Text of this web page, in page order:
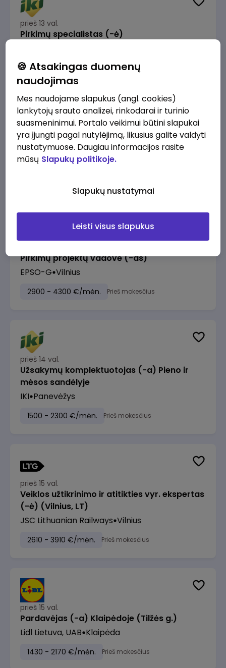
prieš 13 val.
Pirkimų specialistas (-ė)
1600 - 1900 €/mėn. Prieš mokesčius
prieš 13 val.
IT sprendimų architektas (-ė) (Vilnius, LT)
JSC Lithuanian Railways
Pirkimų projektų vadovė (-as)
EPSO-G Vilnius
2900 - 4300 €/mėn. Prieš mokesčius
prieš 14 val.
Užsakymų komplektuotojas (-a) Pieno ir
mėsos sandėlyje
IKI Panevėžys
1500 - 2300 €/mėn. Prieš mokesčius
prieš 15 val.
Veiklos užtikrinimo ir atitikties vyr. ekspertas
(-ė) (Vilnius, LT)
JSC Lithuanian Railways Vilnius
2610 - 3910 €/mėn. Prieš mokesčius
prieš 15 val.
Pardavėjas (-a) Klaipėdoje (Tilžės g.)
Lidl Lietuva, UAB Klaipėda
1430 - 2170 €/mėn. Prieš mokesčius
🍪 Atsakingas duomenų
naudojimas
Mes naudojame slapukus (angl. cookies)
lankytojų srauto analizei, rinkodarai ir turinio
suasmeninimui. Portalo veikimui būtini slapukai
yra įjungti pagal nutylėjimą, likusius galite valdyti
nustatymuose. Daugiau informacijos rasite
mūsų Slapukų politikoje.
Slapukų nustatymai
Leisti visus slapukus